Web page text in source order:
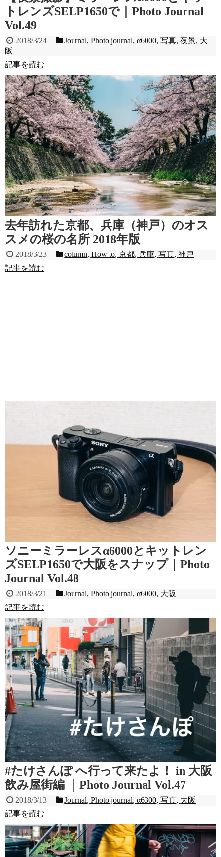
トレンズSELP1650で｜Photo Journal
Vol.49
2018/3/24 Journal,Photo journal,α6000,写真,夜景, 大
阪
記事を読む
去年訪れた京都、兵庫（神戸）のオス
スメの桜の名所 2018年版
2018/3/23 column,How to,京都,兵庫,写真,神戸
記事を読む
ソニーミラーレスα6000とキットレン
ズSELP1650で大阪をスナップ｜Photo
Journal Vol.48
2018/3/21 Journal,Photo journal,α6000, 大阪
記事を読む
#たけさんぽ へ行って来たよ！ in 大阪
飲み屋街編 ｜Photo Journal Vol.47
2018/3/13 Journal,Photo journal,α6300,写真, 大阪
記事を読む